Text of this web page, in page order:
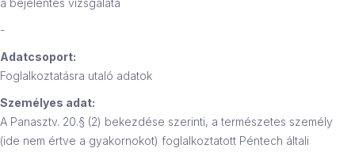
a bejelentés vizsgálata
-
Adatcsoport:
Foglalkoztatásra utaló adatok
Személyes adat:
A Panasztv. 20.§ (2) bekezdése szerinti, a természetes személy
(ide nem értve a gyakornokot) foglalkoztatott Péntech általi